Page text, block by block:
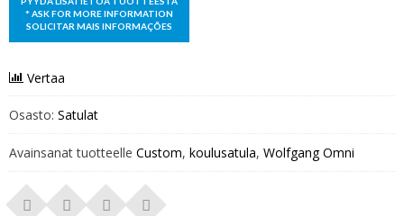
Vertaa
Osasto: Satulat
Avainsanat tuotteelle Custom, koulusatula, Wolfgang Omni